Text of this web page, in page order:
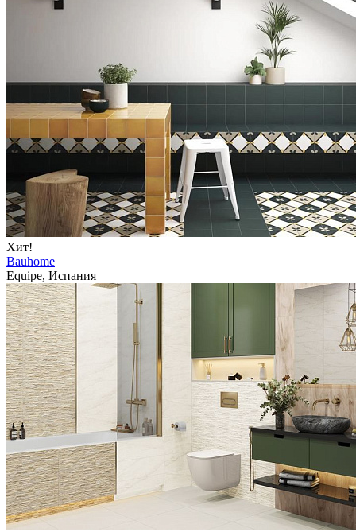
Хит!
Bauhome
Equipe, Испания